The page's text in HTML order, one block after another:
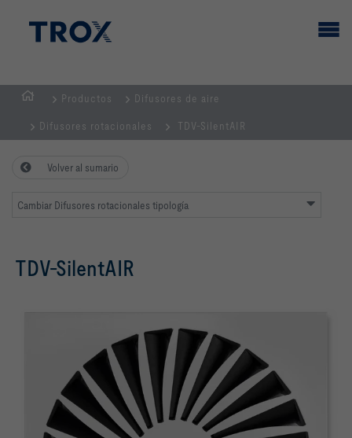
PRINCIPAL
Productos Difusores de aire
Difusores rotacionales TDV-SilentAIR
Volver al sumario
Cambiar Difusores rotacionales tipología
TDV-SilentAIR